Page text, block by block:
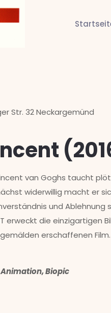
Str. 32 Neckargemünd
van Goghs taucht
widerwillig macht er
und
erweckt die
erschaffenen
Animation, Biopic